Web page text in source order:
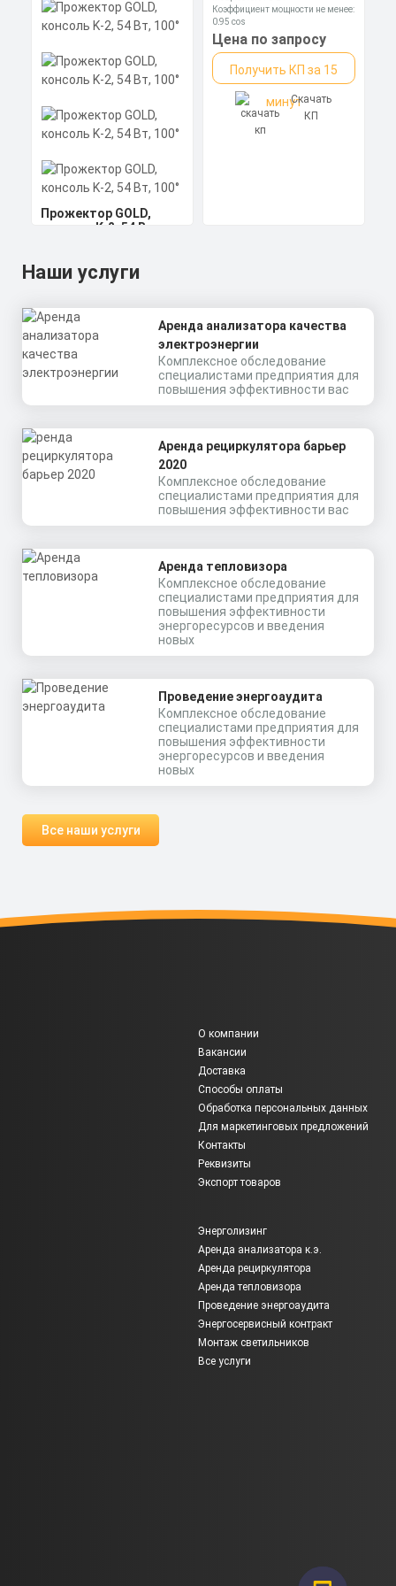
560x275x140 мм
Цена по запросу
Получить КП за 15
минутСкачать
КП
минутСкачать
Прожектор GOLD,
консоль K-2, 54 Вт,
Размеры без упаковки:
230x215x135 мм
Размеры в упаковке:
300x275x140 мм
Цена по запросу
Получить КП за 15
минутСкачать
Коэффициент мощности не менее:
0,95 cos
Материал корпуса:
Экструдированный
алюминиевый профиль
(анодированный), вторичная
оптика из акрила (ПММА) с
силиконовой прокладкой.
Цена по запросу
Получить КП за 15
минутСкачать
КП
Наши услуги
Аренда анализатора качества
электроэнергии
Комплексное обследование
специалистами предприятия для
повышения эффективности вас
Аренда рециркулятора барьер
2020
Комплексное обследование
специалистами предприятия для
повышения эффективности вас
Аренда тепловизора
Комплексное обследование
специалистами предприятия для
повышения эффективности
энергоресурсов и введения
новых
Проведение энергоаудита
Комплексное обследование
специалистами предприятия для
повышения эффективности
энергоресурсов и введения
новых
Все наши услуги
О компании
Вакансии
Доставка
Способы оплаты
Обработка персональных данных
Для маркетинговых предложений
Контакты
Реквизиты
Экспорт товаров
Энерголизинг
Аренда анализатора к.э.
Аренда рециркулятора
Аренда тепловизора
Проведение энергоаудита
Энергосервисный контракт
Монтаж светильников
Все услуги